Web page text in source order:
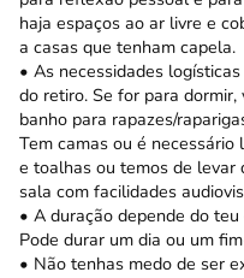
haja espaços ao ar livre e
a casas que tenham capela.
• As necessidades
do retiro. Se for para
banho para rapazes/
Tem camas ou é necessário
e toalhas ou temos de levar
sala com facilidades
• A duração depende do
Pode durar um dia ou um
• Não tenhas medo de ser